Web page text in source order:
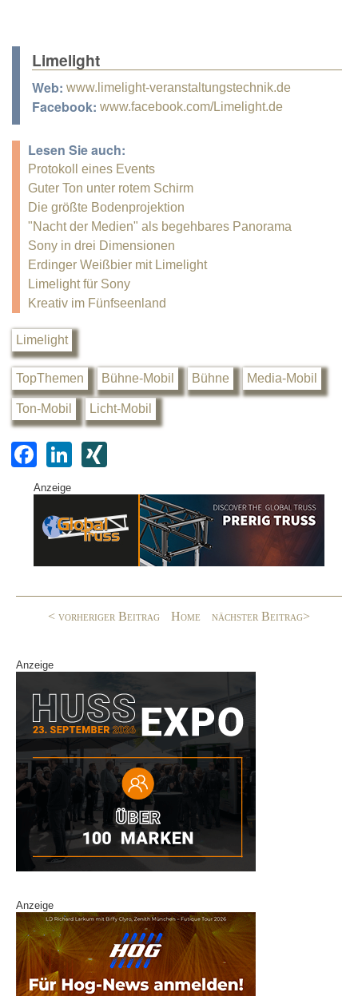
Limelight
Web: www.limelight-veranstaltungstechnik.de
Facebook: www.facebook.com/Limelight.de
Lesen Sie auch:
Protokoll eines Events
Guter Ton unter rotem Schirm
Die größte Bodenprojektion
"Nacht der Medien" als begehbares Panorama
Sony in drei Dimensionen
Erdinger Weißbier mit Limelight
Limelight für Sony
Kreativ im Fünfseenland
Limelight
TopThemen Bühne-Mobil Bühne Media-Mobil
Ton-Mobil Licht-Mobil
F
a
c
e
o
Li
k
e
G
Anzeige
< vorheriger Beitrag Home nächster Beitrag>
Anzeige
Anzeige